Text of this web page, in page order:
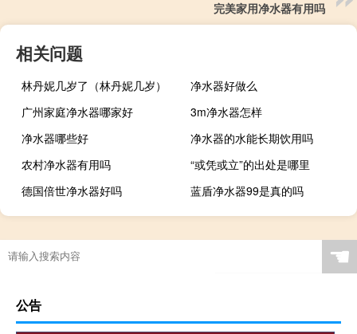
完美家用净水器有用吗
相关问题
林丹妮几岁了（林丹妮几岁）
净水器好做么
广州家庭净水器哪家好
3m净水器怎样
净水器哪些好
净水器的水能长期饮用吗
农村净水器有用吗
“或凭或立”的出处是哪里
德国倍世净水器好吗
蓝盾净水器99是真的吗
☚
公告